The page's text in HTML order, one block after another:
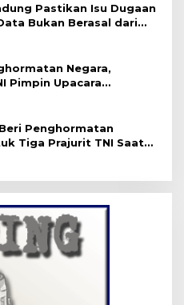
Pastikan Isu Dugaan
Bukan Berasal dari
Negara,
Pimpin Upacara
Militer
Penghormatan
Tiga Prajurit TNI Saat
di Bandara Soekarno-